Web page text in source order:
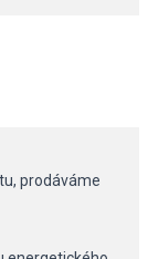
prodáváme